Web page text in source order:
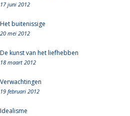
17 juni 2012
Het buitenissige
20 mei 2012
De kunst van het liefhebben
18 maart 2012
Verwachtingen
19 februari 2012
Idealisme